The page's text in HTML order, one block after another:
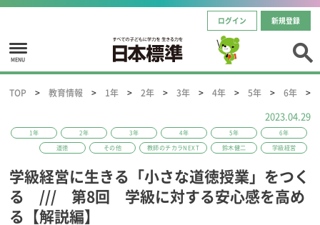
ログイン 新規登録
MENU
TOP 教育情報 1年 2年 3年 4年 5年 6年
学級経営に生きる「小さな道徳授業」をつく
る /// 第8回 学級に対する安心感を高め
る【解説編】
1年 2年 3年 4年 5年 6年
道徳 その他 教師のチカラNEXT 鈴木健二 学級経営
2023.04.29